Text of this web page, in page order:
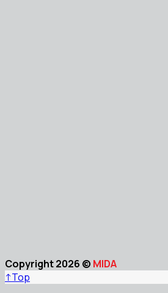
Copyright 2026 © MIDA
↑Top